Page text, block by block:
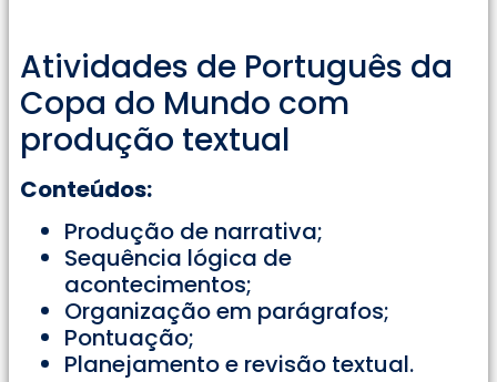
Atividades de Português da
Copa do Mundo com
produção textual
Conteúdos:
Produção de narrativa;
Sequência lógica de
acontecimentos;
Organização em parágrafos;
Pontuação;
Planejamento e revisão textual.